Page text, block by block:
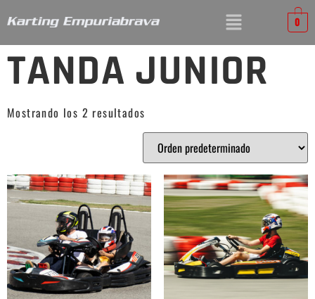
0
TANDA JUNIOR
Mostrando los 2 resultados